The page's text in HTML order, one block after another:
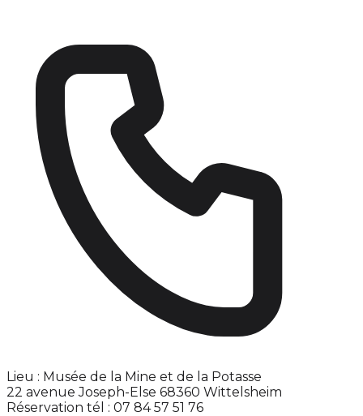
Lieu : Musée de la Mine et de la Potasse
22 avenue Joseph-Else 68360 Wittelsheim
Réservation tél : 07 84 57 51 76